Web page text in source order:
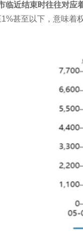
临近结束时往往对应
甚至以下，意味着